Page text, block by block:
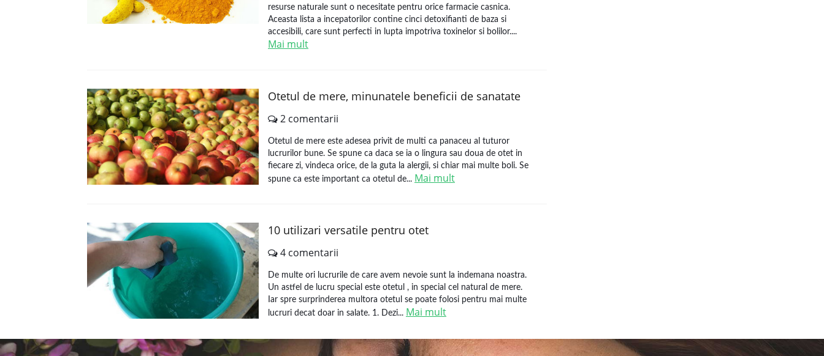
resurse naturale sunt o necesitate pentru orice farmacie casnica.
Aceasta lista a incepatorilor contine cinci detoxifianti de baza si
accesibili, care sunt perfecti in lupta impotriva toxinelor si bolilor....
Mai mult
Otetul de mere, minunatele beneficii de sanatate
2 comentarii
Otetul de mere este adesea privit de multi ca panaceu al tuturor
lucrurilor bune. Se spune ca daca se ia o lingura sau doua de otet in
fiecare zi, vindeca orice, de la guta la alergii, si chiar mai multe boli. Se
spune ca este important ca otetul de... Mai mult
10 utilizari versatile pentru otet
4 comentarii
De multe ori lucrurile de care avem nevoie sunt la indemana noastra.
Un astfel de lucru special este otetul , in special cel natural de mere.
Iar spre surprinderea multora otetul se poate folosi pentru mai multe
lucruri decat doar in salate. 1. Dezi... Mai mult